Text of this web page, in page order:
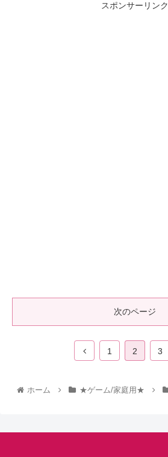
スポンサーリンク
次のページ
1 2 3
ホーム ★ゲーム/家庭用★